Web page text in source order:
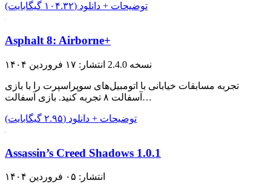
توضیحات + دانلود (۱۰۴.۳۲ گیگابایت)
Asphalt 8: Airborne+
نسخه 2.4.0 انتشار: ۱۷ فروردین ۱۴۰۴
تجربه مسابقات خیابانی با اتومبیل‌های سوپراسپرت را با بازی
آسفالت ۸ تجربه کنید. بازی آسفالت…
توضیحات + دانلود (۲.۹۵ گیگابایت)
Assassin’s Creed Shadows 1.0.1
انتشار: ۰۵ فروردین ۱۴۰۴